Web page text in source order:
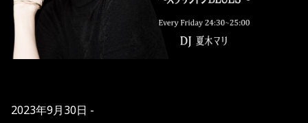
2023年9月30日